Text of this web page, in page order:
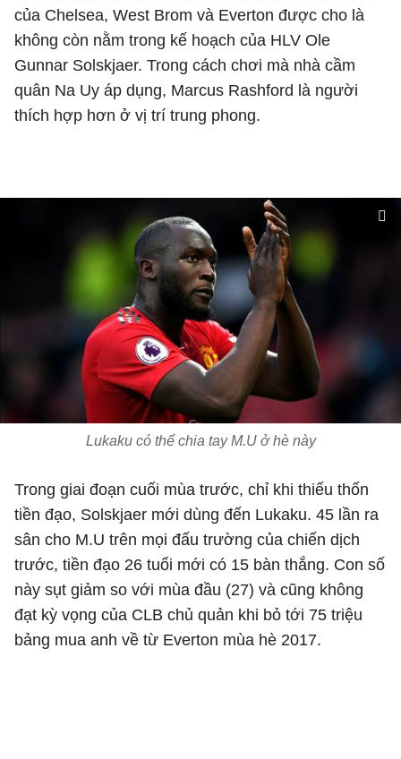
của Chelsea, West Brom và Everton được cho là
không còn nằm trong kế hoạch của HLV Ole
Gunnar Solskjaer. Trong cách chơi mà nhà cầm
quân Na Uy áp dụng, Marcus Rashford là người
thích hợp hơn ở vị trí trung phong.
Lukaku có thể chia tay M.U ở hè này
Trong giai đoạn cuối mùa trước, chỉ khi thiếu thốn
tiền đạo, Solskjaer mới dùng đến Lukaku. 45 lần ra
sân cho M.U trên mọi đấu trường của chiến dịch
trước, tiền đạo 26 tuổi mới có 15 bàn thắng. Con số
này sụt giảm so với mùa đầu (27) và cũng không
đạt kỳ vọng của CLB chủ quản khi bỏ tới 75 triệu
bảng mua anh về từ Everton mùa hè 2017.